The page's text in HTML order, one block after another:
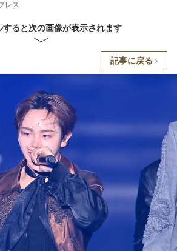
レス
すると次の画像が表示されます
記事に戻る